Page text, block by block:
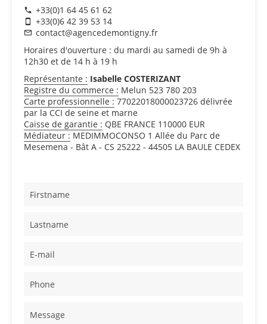
+33(0)1 64 45 61 62
+33(0)6 42 39 53 14
contact@agencedemontigny.fr
Horaires d'ouverture : du mardi au samedi de 9h à
12h30 et de 14 h à 19 h
Représentante : Isabelle COSTERIZANT
Registre du commerce : Melun 523 780 203
Carte professionnelle : 77022018000023726 délivrée
par la CCI de seine et marne
Caisse de garantie : QBE FRANCE 110000 EUR
Médiateur : MEDIMMOCONSO 1 Allée du Parc de
Mesemena - Bât A - CS 25222 - 44505 LA BAULE CEDEX